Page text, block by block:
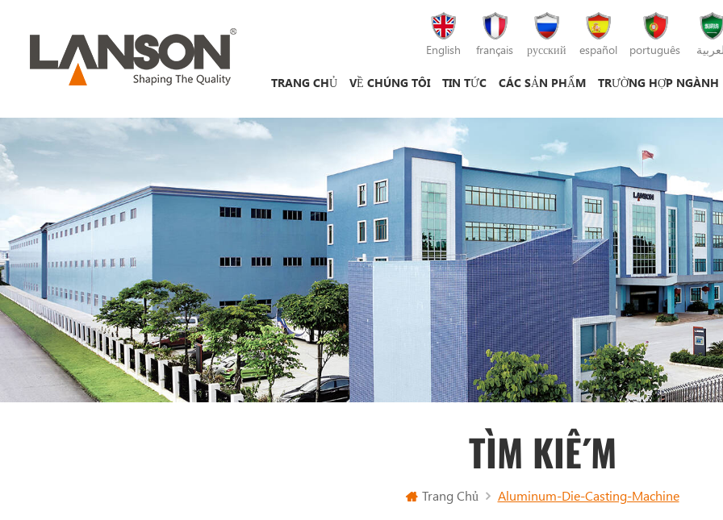
English français русский español português
TRANG CHỦ VỀ CHÚNG TÔI TIN TỨC CÁC SẢN PHẨM TRƯỜNG HỢP NGÀNH
TÌM KIẾM
Trang Chủ Aluminum-Die-Casting-Machine